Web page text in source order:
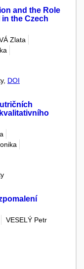
and the Role
the Czech
Zlata
DOI
VESELÝ Petr